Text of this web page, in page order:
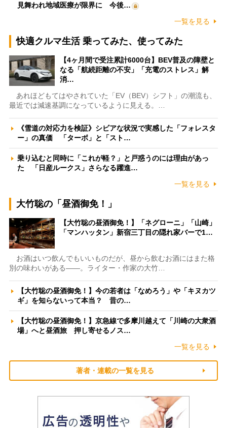
見舞われ地域医療が限界に 今後…
一覧を見る
快適クルマ生活 乗ってみた、使ってみた
【4ヶ月間で受注累計6000台】BEV普及の障壁と
なる「航続距離の不安」「充電のストレス」解
消…
あれほどもてはやされていた「EV（BEV）シフト」の潮流も、
最近では減速基調になっているように見える。…
《雪道の対応力を検証》シビアな状況で実感した「フォレスタ
ー」の真価 「ターボ」と「スト…
乗り込むと同時に「これが軽？」と戸惑うのには理由があっ
た 「日産ルークス」さらなる躍進…
一覧を見る
大竹聡の「昼酒御免！」
【大竹聡の昼酒御免！】「ネグローニ」「山崎」
「マンハッタン」新宿三丁目の隠れ家バーで1…
お酒はいつ飲んでもいいものだが、昼から飲むお酒にはまた格
別の味わいがある――。ライター・作家の大竹…
【大竹聡の昼酒御免！】今の若者は「なめろう」や「キヌカツ
ギ」を知らないって本当？ 昔の…
【大竹聡の昼酒御免！】京急線で多摩川越えて「川崎の大衆酒
場」へと昼酒旅 押し寄せるノス…
一覧を見る
著者・連載の一覧を見る